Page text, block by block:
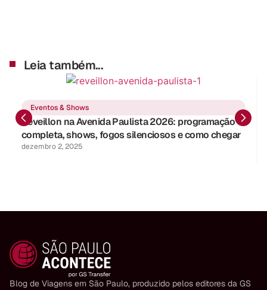
Leia também...
Eventos & Shows
Réveillon na Avenida Paulista 2026: programação
completa, shows, fogos silenciosos e como chegar
dezembro 2, 2025
Blog de Viagens em São Paulo, produzido pelos editores da GS